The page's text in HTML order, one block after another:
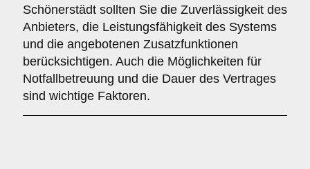
Schönerstädt sollten Sie die Zuverlässigkeit des
Anbieters, die Leistungsfähigkeit des Systems
und die angebotenen Zusatzfunktionen
berücksichtigen. Auch die Möglichkeiten für
Notfallbetreuung und die Dauer des Vertrages
sind wichtige Faktoren.